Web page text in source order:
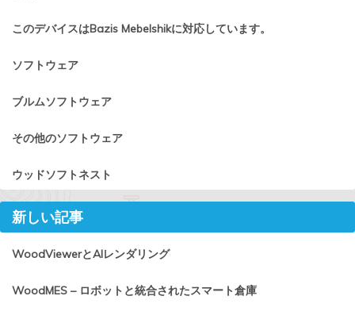
このデバイスはBazis Mebelshikに対応しています。
ソフトウェア
ブルムソフトウェア
その他のソフトウェア
ウッドソフトネスト
新しい記事
WoodViewerとAIレンダリング
WoodMES – ロボットと統合されたスマート倉庫